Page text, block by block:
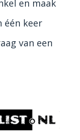
en maak
keer
van een